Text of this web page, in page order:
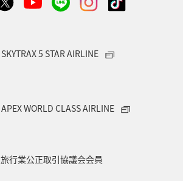
SKYTRAX 5 STAR AIRLINE
APEX WORLD CLASS AIRLINE
旅行業公正取引協議会会員